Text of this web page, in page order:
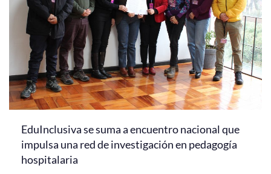
EduInclusiva se suma a encuentro nacional que
impulsa una red de investigación en pedagogía
hospitalaria